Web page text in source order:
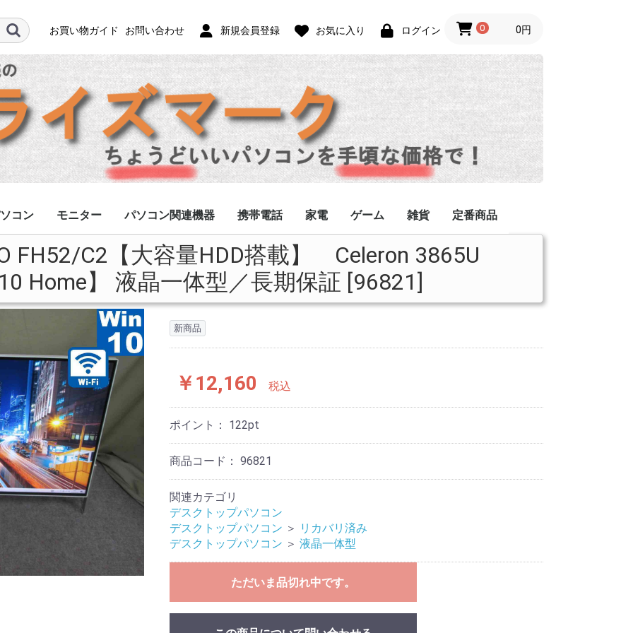
お買い物ガイド お問い合わせ 新規会員登録 お気に入り ログイン 0 0円
コン モニター
フルHD
ノングレア
グレア
パソコン関連機器
ACアダプター
キーボード/マウス
HDD/SSD
修理用部品
その他
携帯電話
スマホ
ガラケー
タブレット
モバイルWi-Fi
アクセサリー
家電
ケーブル/コネクタ
ゲーム 雑貨 定番商品
FH52/C2【大容量HDD搭載】 Celeron 3865U
Home】 液晶一体型／長期保証 [96821]
新商品
￥12,160 税込
ポイント： 122pt
商品コード： 96821
関連カテゴリ
デスクトップパソコン
デスクトップパソコン ＞ リカバリ済み
デスクトップパソコン ＞ 液晶一体型
ただいま品切れ中です。